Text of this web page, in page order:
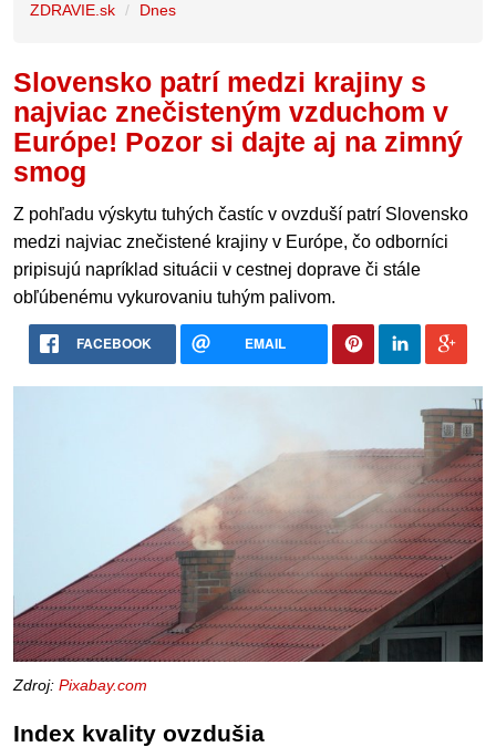
ZDRAVIE.sk Dnes
Slovensko patrí medzi krajiny s
najviac znečisteným vzduchom v
Európe! Pozor si dajte aj na zimný
smog
Z pohľadu výskytu tuhých častíc v ovzduší patrí Slovensko
medzi najviac znečistené krajiny v Európe, čo odborníci
pripisujú napríklad situácii v cestnej doprave či stále
obľúbenému vykurovaniu tuhým palivom.
FACEBOOK EMAIL
Zdroj: Pixabay.com
Index kvality ovzdušia